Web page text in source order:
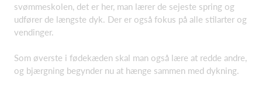
svømmeskolen, det er her, man lærer de sejeste spring og
udfører de længste dyk. Der er også fokus på alle stilarter og
vendinger.
Som øverste i fødekæden skal man også lære at redde andre,
og bjærgning begynder nu at hænge sammen med dykning.